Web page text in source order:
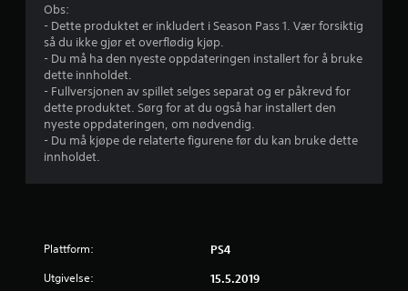
e
r
i
n
g
Obs:
- Dette produktet er inkludert i Season Pass 1. Vær forsiktig
så du ikke gjør et overflødig kjøp.
- Du må ha den nyeste oppdateringen installert for å bruke
dette innholdet.
- Fullversjonen av spillet selges separat og er påkrevd for
dette produktet. Sørg for at du også har installert den
nyeste oppdateringen, om nødvendig.
- Du må kjøpe de relaterte figurene før du kan bruke dette
innholdet.
Plattform: PS4
Utgivelse: 15.5.2019